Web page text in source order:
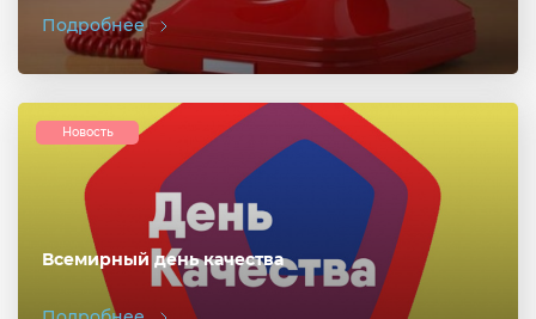
Подробнее
Всемирный день качества
Новость